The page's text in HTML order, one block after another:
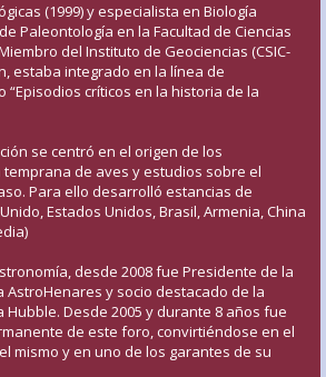
(1999) y especialista en Biología
Paleontología en la Facultad de Ciencias
del Instituto de Geociencias (CSIC-
estaba integrado en la línea de
“Episodios críticos en la historia de la
se centró en el origen de los
de aves y estudios sobre el
Para ello desarrolló estancias de
Estados Unidos, Brasil, Armenia, China
desde 2008 fue Presidente de la
AstroHenares y socio destacado de la
Hubble. Desde 2005 y durante 8 años fue
de este foro, convirtiéndose en el
mismo y en uno de los garantes de su